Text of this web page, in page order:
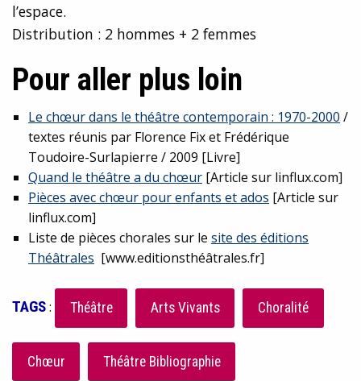
l’espace.
Distribution : 2 hommes + 2 femmes
Pour aller plus loin
Le chœur dans le théâtre contemporain : 1970-2000 /
textes réunis par Florence Fix et Frédérique
Toudoire-Surlapierre / 2009 [Livre]
Quand le théâtre a du chœur [Article sur linflux.com]
Pièces avec chœur pour enfants et ados [Article sur
linflux.com]
Liste de pièces chorales sur le site des éditions
Théâtrales [www.editionsthéâtrales.fr]
TAGS: Théâtre Arts Vivants Choralité
Chœur Théâtre Bibliographie